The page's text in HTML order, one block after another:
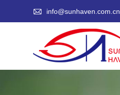
 info@sunhaven.com.cn